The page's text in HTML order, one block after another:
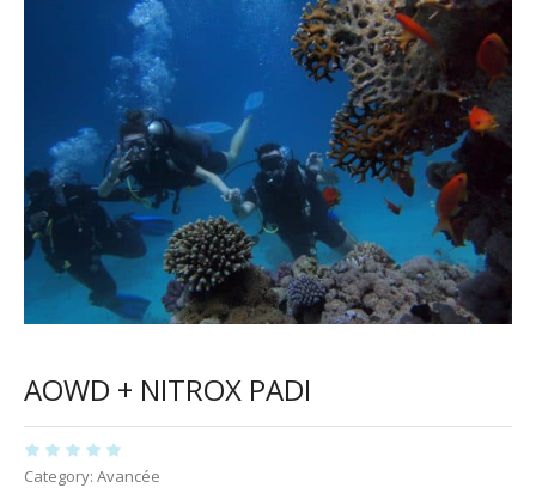
AOWD + NITROX PADI
Category: Avancée